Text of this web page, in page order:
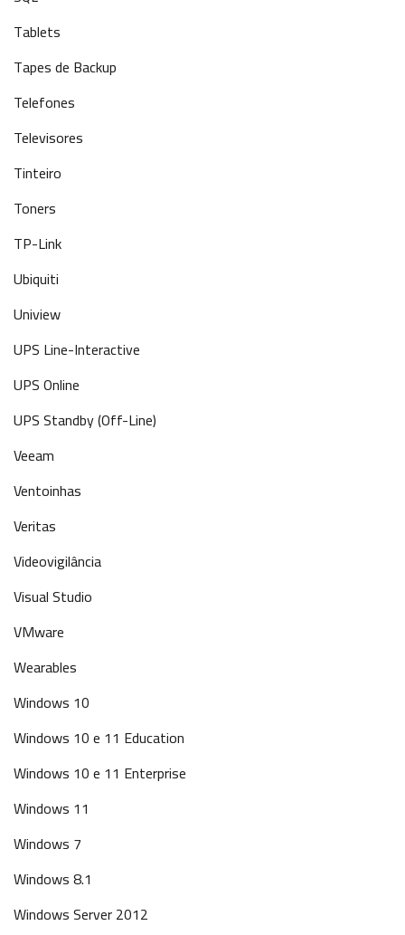
Tablets
Tapes de Backup
Telefones
Televisores
Tinteiro
Toners
TP-Link
Ubiquiti
Uniview
UPS Line-Interactive
UPS Online
UPS Standby (Off-Line)
Veeam
Ventoinhas
Veritas
Videovigilância
Visual Studio
VMware
Wearables
Windows 10
Windows 10 e 11 Education
Windows 10 e 11 Enterprise
Windows 11
Windows 7
Windows 8.1
Windows Server 2012